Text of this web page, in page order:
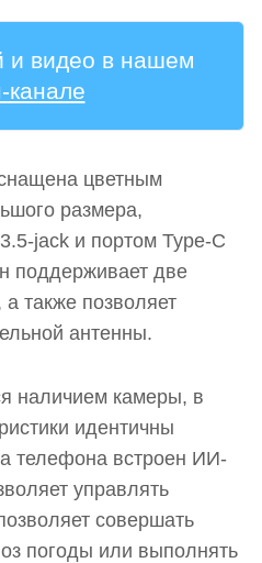
и видео в нашем
канале
цветным
размера,
jack и портом Type-C
поддерживает две
также позволяет
антенны.
наличием камеры, в
идентичны
телефона встроен ИИ-
управлять
совершать
погоды или выполнять